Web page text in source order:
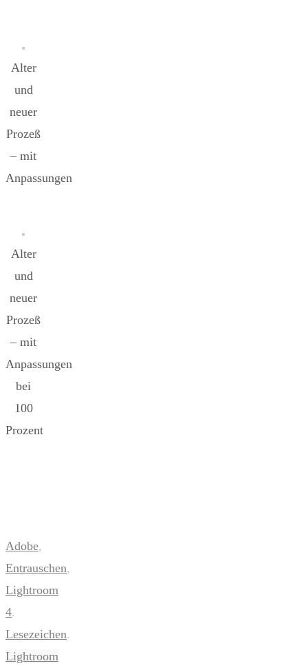
Alter
und
neuer
Prozeß
– mit
Anpassungen
Alter
und
neuer
Prozeß
– mit
Anpassungen
bei
100
Prozent
Adobe,
Entrauschen,
Lightroom
4.
Lesezeichen.
Lightroom